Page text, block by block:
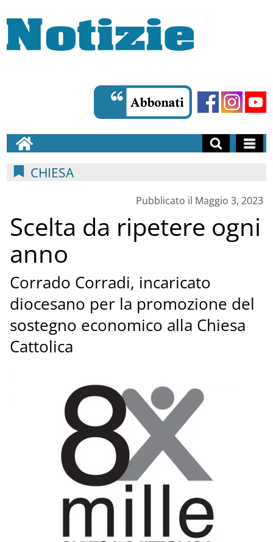
CHIESA
Pubblicato il Maggio 3, 2023
Scelta da ripetere ogni
anno
Corrado Corradi, incaricato
diocesano per la promozione del
sostegno economico alla Chiesa
Cattolica